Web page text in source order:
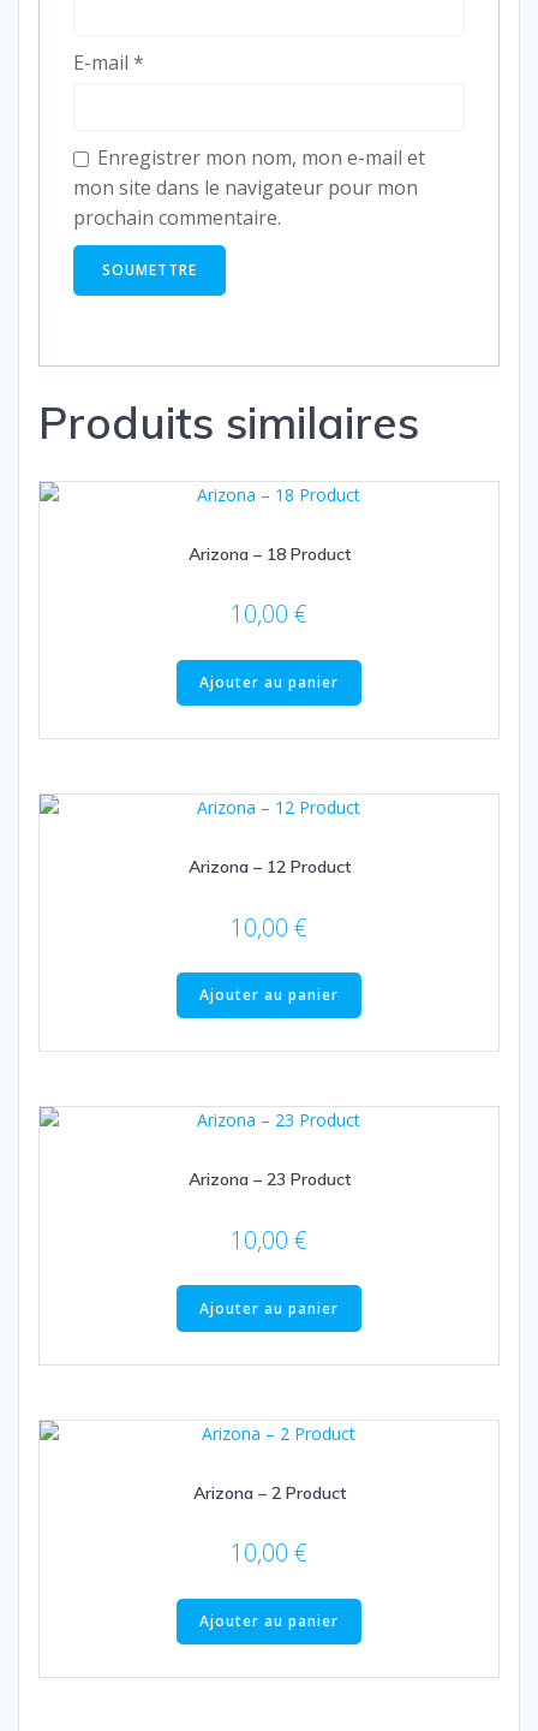
E-mail *
Enregistrer mon nom, mon e-mail et
mon site dans le navigateur pour mon
prochain commentaire.
Produits similaires
Arizona – 18 Product
10,00 €
Ajouter au panier
Arizona – 12 Product
10,00 €
Ajouter au panier
Arizona – 23 Product
10,00 €
Ajouter au panier
Arizona – 2 Product
10,00 €
Ajouter au panier